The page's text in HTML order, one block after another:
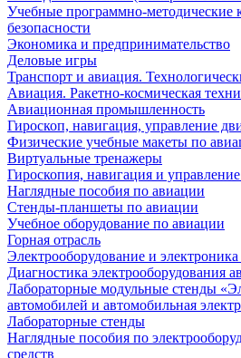
Учебные программно-методические
безопасности
Экономика и предпринимательство
Деловые игры
Транспорт и авиация.
Авиация. Ракетно-космическая
Авиационная промышленность
Гироскоп, навигация, управление
Физические учебные макеты по
Виртуальные тренажеры
Гироскопия, навигация и
Наглядные пособия по авиации
Стенды-планшеты по авиации
Учебное оборудование по авиации
Горная отрасль
Электрооборудование и
Диагностика электрооборудования
Лабораторные модульные стенды
автомобилей и автомобильная
Лабораторные стенды
Наглядные пособия по
средств